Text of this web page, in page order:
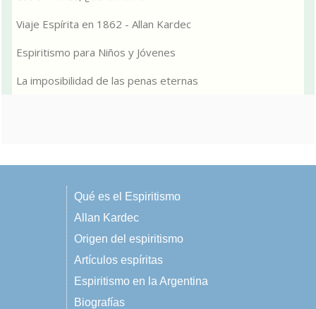
Viaje Espírita en 1862 - Allan Kardec
Espiritismo para Niños y Jóvenes
La imposibilidad de las penas eternas
Qué es el Espiritismo
Allan Kardec
Origen del espiritismo
Artículos espíritas
Espiritismo en la Argentina
Biografías